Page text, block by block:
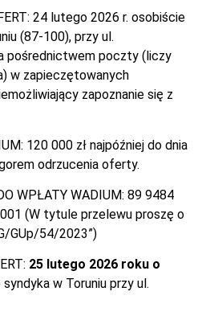
24 lutego 2026 r. osobiście
(87-100), przy ul.
pośrednictwem poczty (liczy
w zapieczętowanych
zapoznanie się z
120 000 zł najpóźniej do dnia
odrzucenia oferty.
WPŁATY WADIUM: 89 9484
(W tytule przelewu proszę o
GUp/54/2023”)
25 lutego 2026 roku o
syndyka w Toruniu przy ul.